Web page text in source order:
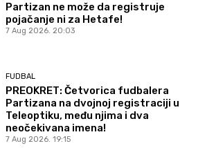
Partizan ne može da registruje
pojačanje ni za Hetafe!
7 Aug 2026. 20:03
FUDBAL
PREOKRET: Četvorica fudbalera
Partizana na dvojnoj registraciji u
Teleoptiku, među njima i dva
neočekivana imena!
7 Aug 2026. 19:15